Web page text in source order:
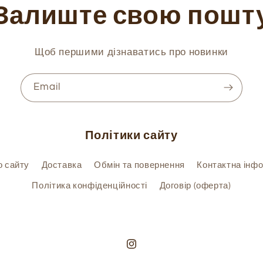
свою
Щоб першими дізнаватись про новинки
Email
Політики сайту
сайту Доставка Обмін та повернення Контактна
Політика конфіденційності Договір (оферта)
Instagram